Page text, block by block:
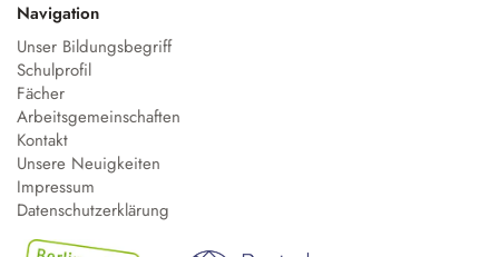
Navigation
Unser Bildungsbegriff
Schulprofil
Fächer
Arbeitsgemeinschaften
Kontakt
Unsere Neuigkeiten
Impressum
Datenschutzerklärung